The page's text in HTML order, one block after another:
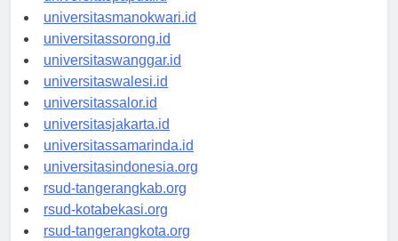
universitaspapua.id
universitasmanokwari.id
universitassorong.id
universitaswanggar.id
universitaswalesi.id
universitassalor.id
universitasjakarta.id
universitassamarinda.id
universitasindonesia.org
rsud-tangerangkab.org
rsud-kotabekasi.org